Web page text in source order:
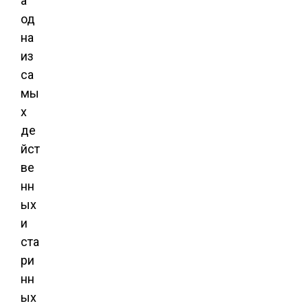
од
на
из
са
мы
х
де
йст
ве
нн
ых
и
ста
ри
нн
ых